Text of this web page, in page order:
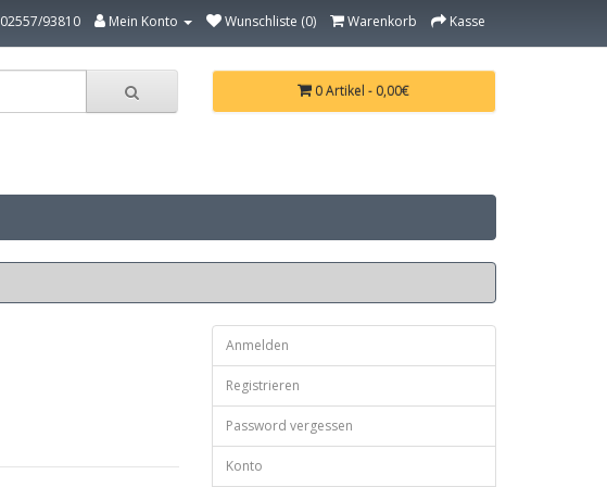
02557/93810 Mein Konto Wunschliste (0) Warenkorb Kasse
0 Artikel - 0,00€
Anmelden
Registrieren
Password vergessen
Konto